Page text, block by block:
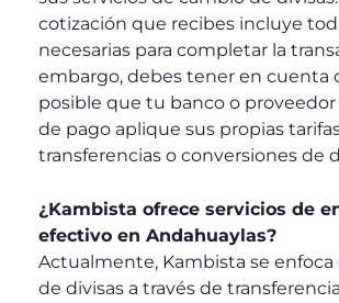
cotización que recibes incluye
necesarias para completar la
embargo, debes tener en cuenta
posible que tu banco o proveedor
de pago aplique sus propias
transferencias o conversiones de
¿Kambista ofrece servicios de
efectivo en Andahuaylas?
Actualmente, Kambista se
de divisas a través de